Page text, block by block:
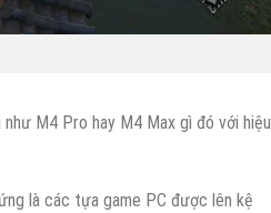
M4 Pro hay M4 Max gì đó với hiệu
là các tựa game PC được lên kệ